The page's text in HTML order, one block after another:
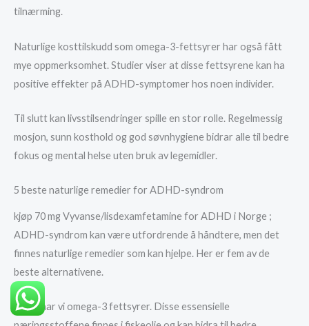
tilnærming.
Naturlige kosttilskudd som omega-3-fettsyrer har også fått
mye oppmerksomhet. Studier viser at disse fettsyrene kan ha
positive effekter på ADHD-symptomer hos noen individer.
Til slutt kan livsstilsendringer spille en stor rolle. Regelmessig
mosjon, sunn kosthold og god søvnhygiene bidrar alle til bedre
fokus og mental helse uten bruk av legemidler.
5 beste naturlige remedier for ADHD-syndrom
kjøp 70 mg Vyvanse/lisdexamfetamine for ADHD i Norge ;
ADHD-syndrom kan være utfordrende å håndtere, men det
finnes naturlige remedier som kan hjelpe. Her er fem av de
beste alternativene.
Først har vi omega-3 fettsyrer. Disse essensielle